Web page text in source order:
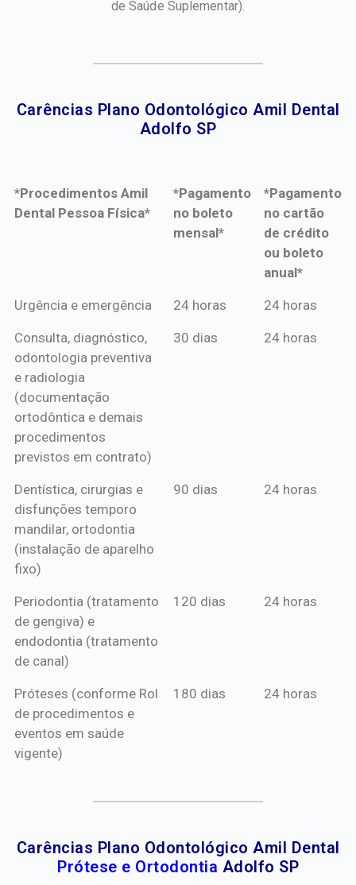
de Saúde Suplementar).
Carências Plano Odontológico Amil Dental
Adolfo SP​
*Procedimentos Amil
Dental Pessoa Física*
*Pagamento
no boleto
mensal*
*Pagamento
no cartão
de crédito
ou boleto
anual*
*Procedimentos Amil
*Pagamento
mensal*
*Pagamento
de crédito
Urgência e emergência 24 horas 24 horas
Consulta, diagnóstico,
odontologia preventiva
e radiologia
(documentação
ortodôntica e demais
procedimentos
previstos em contrato)
30 dias 24 horas
Dentística, cirurgias e
disfunções temporo
mandilar, ortodontia
(instalação de aparelho
fixo)
90 dias 24 horas
Periodontia (tratamento
de gengiva) e
endodontia (tratamento
de canal)
120 dias 24 horas
Próteses (conforme Rol
de procedimentos e
eventos em saúde
vigente)
180 dias 24 horas
Carências Plano Odontológico Amil Dental
Prótese e Ortodontia Adolfo SP